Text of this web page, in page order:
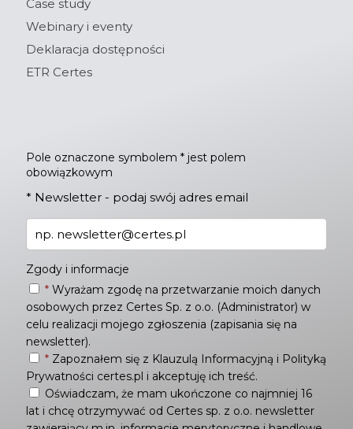
Case study
Webinary i eventy
Deklaracja dostępności
ETR Certes
Pole oznaczone symbolem * jest polem
obowiązkowym
* Newsletter - podaj swój adres email
Zgody i informacje
* Wyrażam zgodę na przetwarzanie moich danych
osobowych przez Certes Sp. z o.o. (Administrator) w
celu realizacji mojego zgłoszenia (zapisania się na
newsletter).
* Zapoznałem się z Klauzulą Informacyjną i Polityką
Prywatności certes.pl i akceptuję ich treść.
Oświadczam, że mam ukończone co najmniej 16
lat i chcę otrzymywać od Certes sp. z o.o. newsletter